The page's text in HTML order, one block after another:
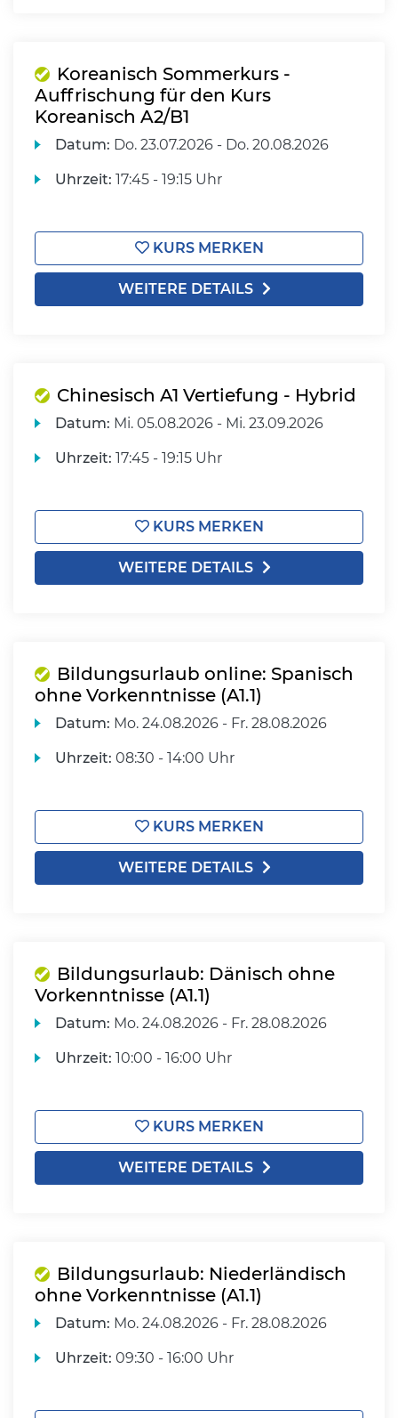
Koreanisch Sommerkurs -
Auffrischung für den Kurs
Koreanisch A2/B1
Datum: Do. 23.07.2026 - Do. 20.08.2026
Uhrzeit: 17:45 - 19:15 Uhr
KURS MERKEN
WEITERE DETAILS
Chinesisch A1 Vertiefung - Hybrid
Datum: Mi. 05.08.2026 - Mi. 23.09.2026
Uhrzeit: 17:45 - 19:15 Uhr
KURS MERKEN
WEITERE DETAILS
Bildungsurlaub online: Spanisch
ohne Vorkenntnisse (A1.1)
Datum: Mo. 24.08.2026 - Fr. 28.08.2026
Uhrzeit: 08:30 - 14:00 Uhr
KURS MERKEN
WEITERE DETAILS
Bildungsurlaub: Dänisch ohne
Vorkenntnisse (A1.1)
Datum: Mo. 24.08.2026 - Fr. 28.08.2026
Uhrzeit: 10:00 - 16:00 Uhr
KURS MERKEN
WEITERE DETAILS
Bildungsurlaub: Niederländisch
ohne Vorkenntnisse (A1.1)
Datum: Mo. 24.08.2026 - Fr. 28.08.2026
Uhrzeit: 09:30 - 16:00 Uhr